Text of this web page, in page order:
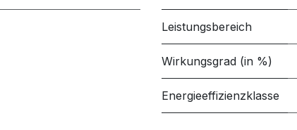
Leistungsbereich
Wirkungsgrad (in %)
Energieeffizienzklasse